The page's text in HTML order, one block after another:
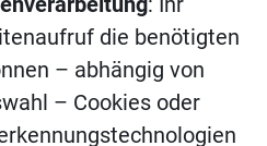
die benötigten
– abhängig von
– Cookies oder